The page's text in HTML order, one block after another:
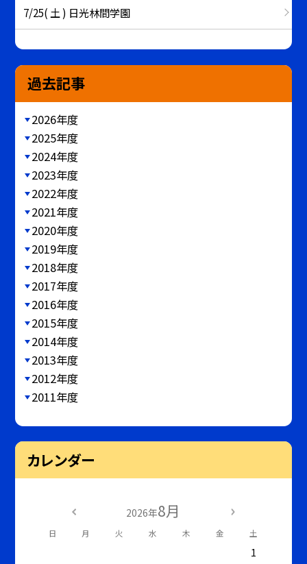
7/25( 土 ) 日光林間学園
過去記事
2026年度
2025年度
2024年度
2023年度
2022年度
2021年度
2020年度
2019年度
2018年度
2017年度
2016年度
2015年度
2014年度
2013年度
2012年度
2011年度
カレンダー
2026年8月
日 月 火 水 木 金 土
1